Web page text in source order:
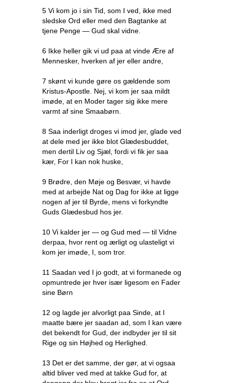
5 Vi kom jo i sin Tid, som I ved, ikke med
sledske Ord eller med den Bagtanke at
tjene Penge — Gud skal vidne.
6 Ikke heller gik vi ud paa at vinde Ære af
Mennesker, hverken af jer eller andre,
7 skønt vi kunde gøre os gældende som
Kristus-Apostle. Nej, vi kom jer saa mildt
imøde, at en Moder tager sig ikke mere
varmt af sine Smaabørn.
8 Saa inderligt droges vi imod jer, glade ved
at dele med jer ikke blot Glædesbuddet,
men dertil Liv og Sjæl, fordi vi fik jer saa
kær, For I kan nok huske,
9 Brødre, den Møje og Besvær, vi havde
med at arbejde Nat og Dag for ikke at ligge
nogen af jer til Byrde, mens vi forkyndte
Guds Glædesbud hos jer.
10 Vi kalder jer — og Gud med — til Vidne
derpaa, hvor rent og ærligt og ulasteligt vi
kom jer imøde, I, som tror.
11 Saadan ved I jo godt, at vi formanede og
opmuntrede jer hver især ligesom en Fader
sine Børn
12 og lagde jer alvorligt paa Sinde, at I
maatte bære jer saadan ad, som I kan være
det bekendt for Gud, der indbyder jer til sit
Rige og sin Højhed og Herlighed.
13 Det er det samme, der gør, at vi ogsaa
altid bliver ved med at takke Gud for, at